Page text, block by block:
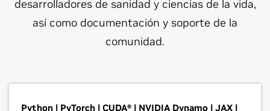
desarrolladores de sanidad y ciencias de la vida,
así como documentación y soporte de la
comunidad.
Python | PyTorch | CUDA® | NVIDIA Dynamo | JAX |